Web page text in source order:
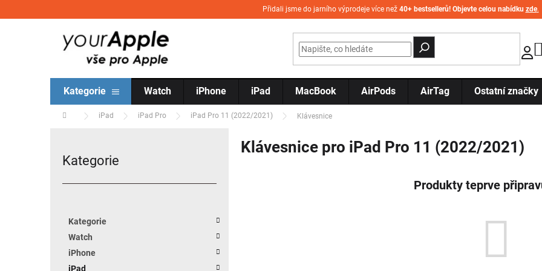
Přidali jsme do jarního výprodeje více než 40+ bestsellerů! Objevte celou nabídku zde.
Kategorie Watch iPhone iPad MacBook AirPods AirTag Ostatní značky
Domů iPad iPad Pro iPad Pro 11 (2022/2021) Klávesnice
Přeskočit kategorie
Kategorie
Kategorie
Watch
iPhone
iPad
Klávesnice pro iPad Pro 11 (2022/2021)
Produkty teprve